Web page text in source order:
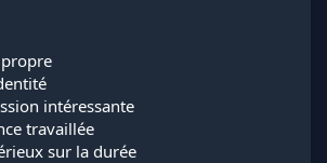
intéressante
travaillée
sur la durée